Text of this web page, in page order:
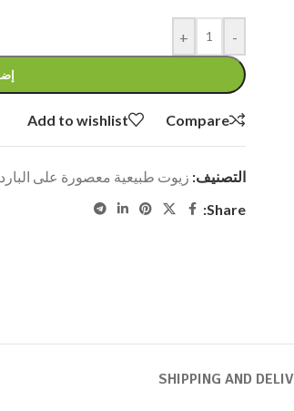
-
+
Compare
Add to wishlist
التصنيف: زيوت طبيعية معصورة على البارد
Share:
SHIPPING AND